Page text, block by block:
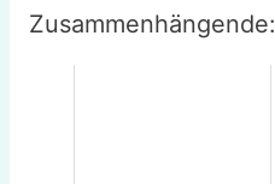
Zusammenhängende: